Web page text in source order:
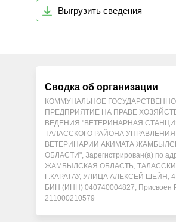
Выгрузить сведения
Сводка об организации
КОММУНАЛЬНОЕ
ПРЕДПРИЯТИЕ НА ПРАВЕ
ВЕДЕНИЯ "ВЕТЕРИНАРНАЯ
ТАЛАССКОГО РАЙОНА УПРАВЛЕНИЯ
ВЕТЕРИНАРИИ АКИМАТА
ОБЛАСТИ", Зарегистрирован(а) по адресу
ЖАМБЫЛСКАЯ ОБЛАСТЬ,
Г.КАРАТАУ, УЛИЦА АЛЕКСЕЙ ШЕЙН, 47,
БИН (ИНН) 040740004827, Присвоен РНН
211000210579